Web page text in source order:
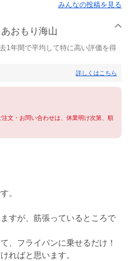
みんなの投稿を見る
おもり海山
1年間で平均して特に高い評価を得
詳しくはこちら
文・お問い合わせは、休業明け次第、順
。
すが、筋張っているところで
、フライパンに乗せるだけ！
ればと思います。